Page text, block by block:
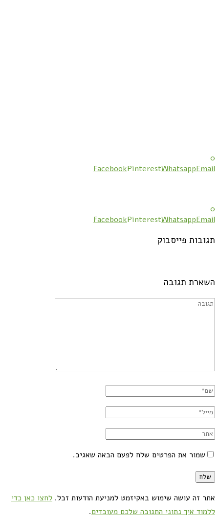
0
FacebookPinterestWhatsappEmail
0
FacebookPinterestWhatsappEmail
תגובות פייסבוק
השארת תגובה
שמור את הפרטים שלח לפעם הבאה שאגיב.
אתר זה עושה שימוש באקיזמט למניעת הודעות זבל. לחצו כאן כדי
ללמוד איך נתוני התגובה שלכם מעובדים.